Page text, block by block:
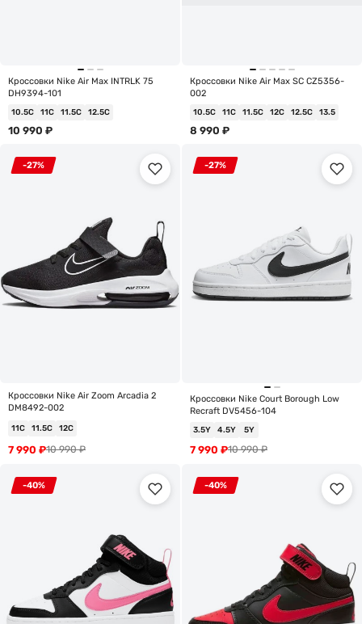
Кроссовки Nike Air Max INTRLK 75
DH9394-101
10.5C 11C 11.5C 12.5C
10 990 ₽
Кроссовки Nike Air Max SC CZ5356-
002
10.5C 11C 11.5C 12C 12.5C 13.5
8 990 ₽
-27%
Кроссовки Nike Air Zoom Arcadia 2
DM8492-002
11C 11.5C 12C
10 990₽
7 990 ₽
-27%
Кроссовки Nike Court Borough Low
Recraft DV5456-104
3.5Y 4.5Y 5Y
10 990₽
7 990 ₽
-40% -40%